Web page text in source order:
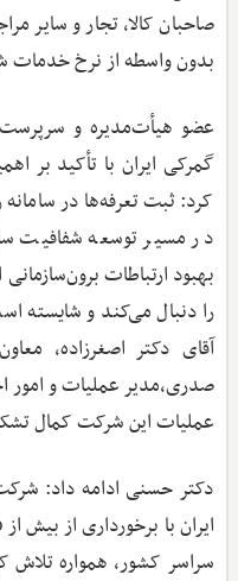
صاحبان کالا، تجار و سایر
بدون واسطه از نرخ
عضو هیأت‌مدیره و
گمرکی ایران با تأکید بر
کرد: ثبت تعرفه‌ها در
در مسیر توسعه شفافیت
بهبود ارتباطات
را دنبال می‌کند و شایسته
آقای دکتر اصغرزاده،
صدری،مدیر عملیات و امور
عملیات این شرکت کمال
دکتر حسنی ادامه داد:
سراسر کشور، همواره تلاش